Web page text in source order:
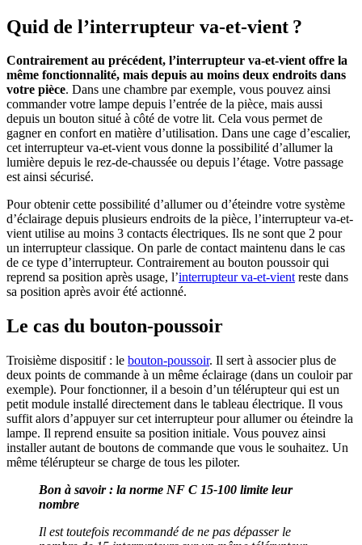
Quid de l’interrupteur va-et-vient ?
Contrairement au précédent, l’interrupteur va-et-vient offre la
même fonctionnalité, mais depuis au moins deux endroits dans
votre pièce. Dans une chambre par exemple, vous pouvez ainsi
commander votre lampe depuis l’entrée de la pièce, mais aussi
depuis un bouton situé à côté de votre lit. Cela vous permet de
gagner en confort en matière d’utilisation. Dans une cage d’escalier,
cet interrupteur va-et-vient vous donne la possibilité d’allumer la
lumière depuis le rez-de-chaussée ou depuis l’étage. Votre passage
est ainsi sécurisé.
Pour obtenir cette possibilité d’allumer ou d’éteindre votre système
d’éclairage depuis plusieurs endroits de la pièce, l’interrupteur va-et-
vient utilise au moins 3 contacts électriques. Ils ne sont que 2 pour
un interrupteur classique. On parle de contact maintenu dans le cas
de ce type d’interrupteur. Contrairement au bouton poussoir qui
reprend sa position après usage, l’interrupteur va-et-vientreste dans
sa position après avoir été actionné.
Le cas du bouton-poussoir
Troisième dispositif : le bouton-poussoir. Il sert à associer plus de
deux points de commande à un même éclairage (dans un couloir par
exemple). Pour fonctionner, il a besoin d’un télérupteur qui est un
petit module installé directement dans le tableau électrique. Il vous
suffit alors d’appuyer sur cet interrupteur pour allumer ou éteindre la
lampe. Il reprend ensuite sa position initiale. Vous pouvez ainsi
installer autant de boutons de commande que vous le souhaitez. Un
même télérupteur se charge de tous les piloter.
Bon à savoir : la norme NF C 15-100 limite leur
nombre
Il est toutefois recommandé de ne pas dépasser le